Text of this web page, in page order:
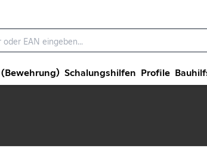
Schalungshilfen Profile